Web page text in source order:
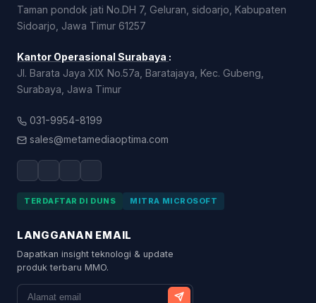
Taman pondok jati No.DH 7, Geluran, sidoarjo, Kabupaten
Sidoarjo, Jawa Timur 61257
Kantor Operasional Surabaya :
Jl. Barata Jaya XIX No.57a, Baratajaya, Kec. Gubeng,
Surabaya, Jawa Timur
031-9954-8199
sales@metamediaoptima.com
TERDAFTAR DI DUNS MITRA MICROSOFT
LANGGANAN EMAIL
Dapatkan insight teknologi & update
produk terbaru MMO.